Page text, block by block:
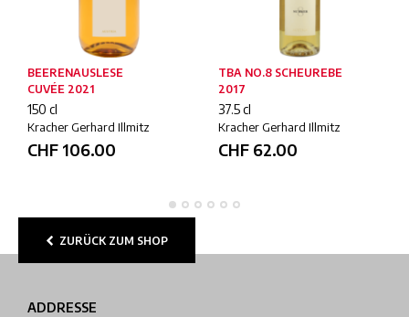
BEERENAUSLESE
CUVÉE 2021
150 cl
Kracher Gerhard Illmitz
CHF 106.00
TBA NO.8 SCHEUREBE
2017
37.5 cl
Kracher Gerhard Illmitz
CHF 62.00
ZURÜCK ZUM SHOP
ADDRESSE